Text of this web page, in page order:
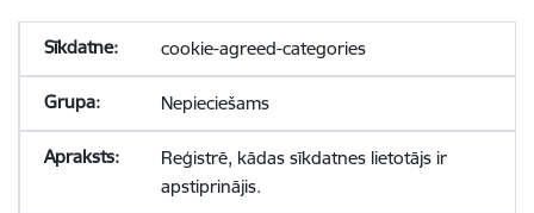
cookie-agreed-categories
Nepieciešams
Reģistrē, kādas sīkdatnes lietotājs ir
apstiprinājis.